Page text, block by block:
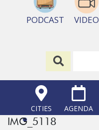
PODCAST VIDEO
CITIES AGENDA
IMG_5118